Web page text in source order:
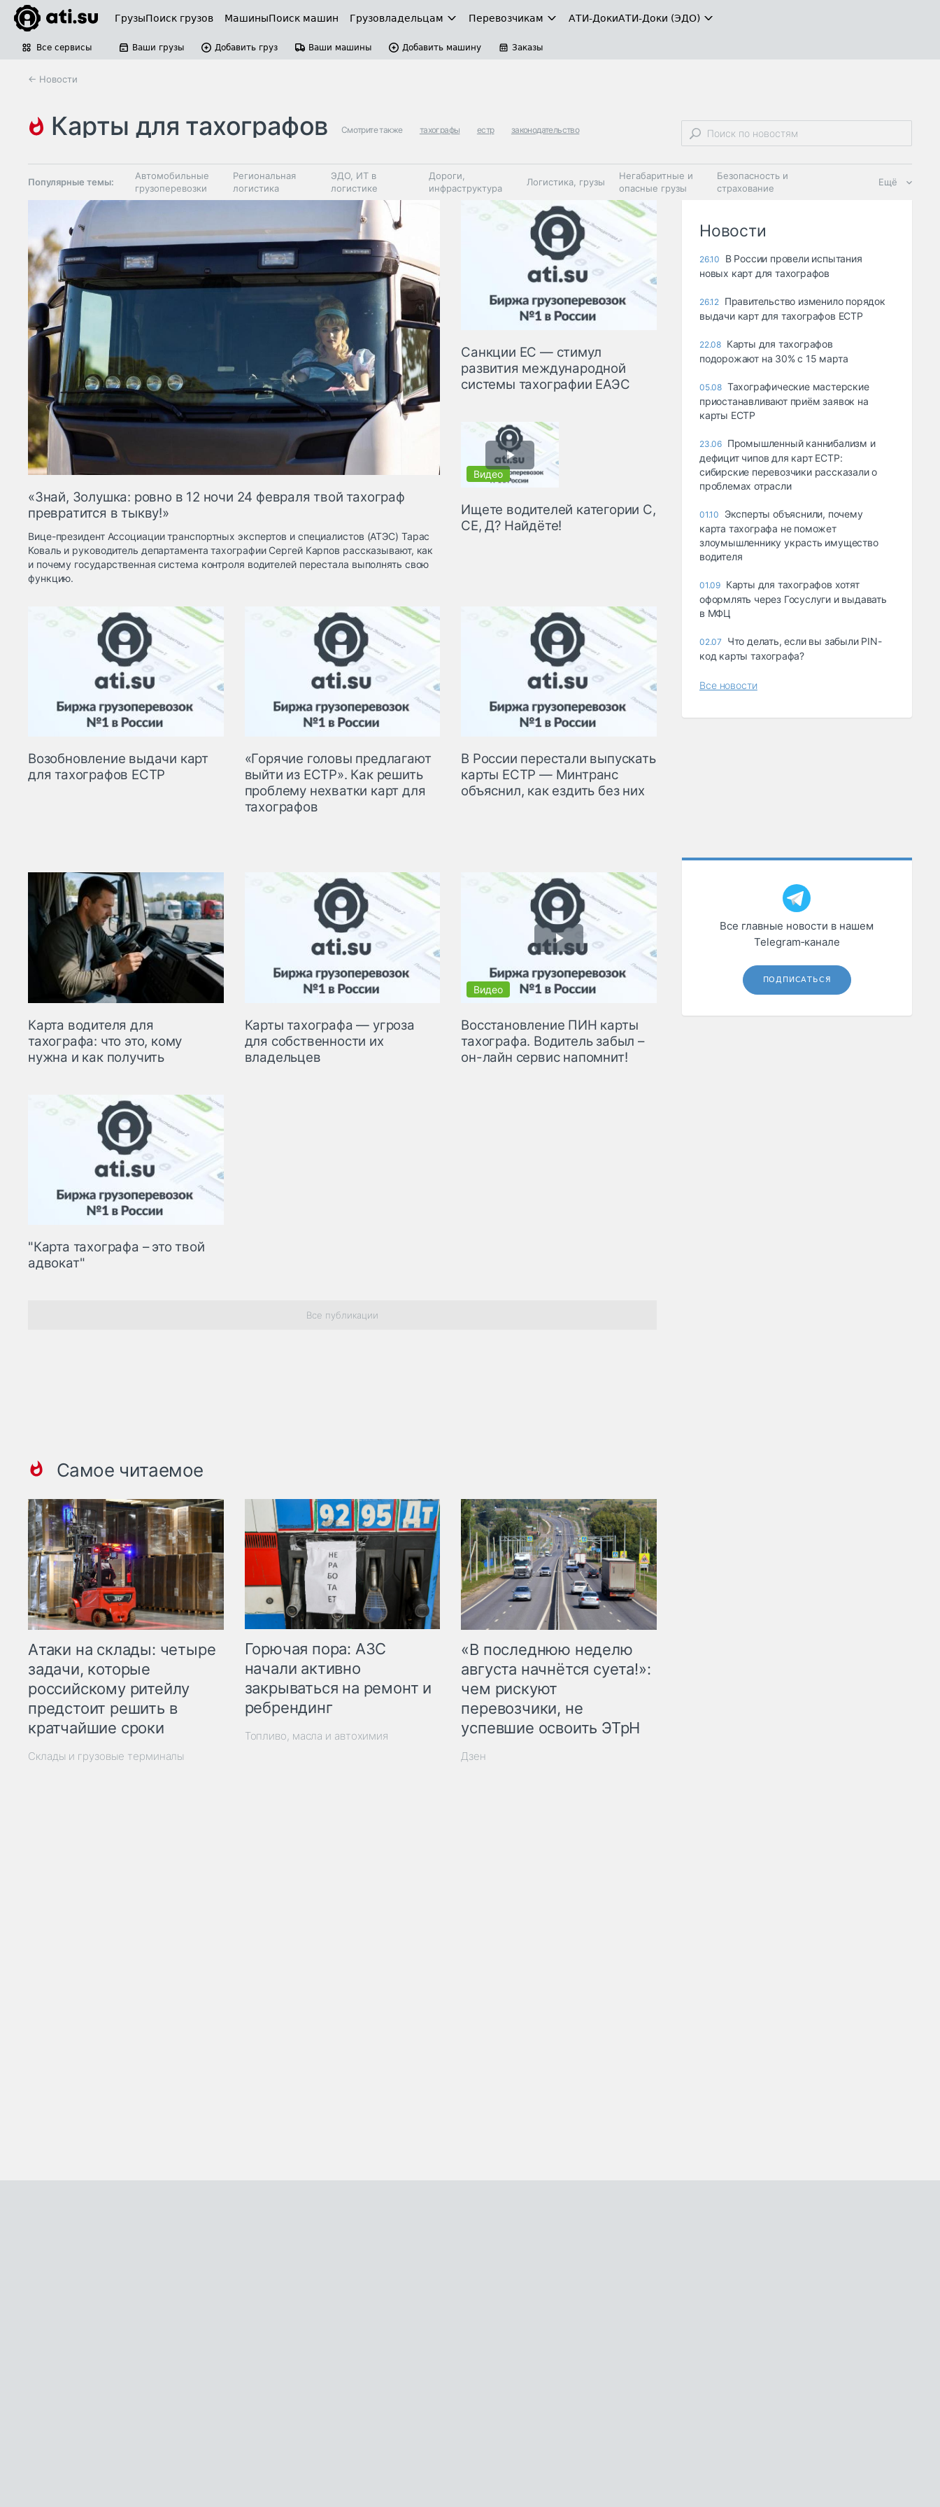
ГрузыПоиск грузов МашиныПоиск машин Грузовладельцам Перевозчикам АТИ-ДокиАТИ-Доки (ЭДО)
Все сервисы Ваши грузы Добавить груз Ваши машины Добавить машину Заказы
← Новости
карты для тахографов Смотрите также тахографы естр законодательство
Популярные темы:
Автомобильные
грузоперевозки
Региональная
логистика
ЭДО, ИТ в
логистике
Дороги,
инфраструктура
Логистика, грузы
Негабаритные и
опасные грузы
Безопасность и
страхование
терминалы
Коммерческий
транспорт
Автосервис,
запчасти, шины
Топливо, масла и
автохимия
Ещё
«Знай, Золушка: ровно в 12 ночи 24 февраля твой тахограф
превратится в тыкву!»
Вице-президент Ассоциации транспортных экспертов и специалистов (АТЭС) Тарас
Коваль и руководитель департамента тахографии Сергей Карпов рассказывают, как
и почему государственная система контроля водителей перестала выполнять свою
функцию.
Санкции ЕС — стимул
развития международной
системы тахографии ЕАЭС
Ищете водителей категории С,
СЕ, Д? Найдёте!
Возобновление выдачи карт
для тахографов ЕСТР
«Горячие головы предлагают
выйти из ЕСТР». Как решить
проблему нехватки карт для
тахографов
В России перестали выпускать
карты ЕСТР — Минтранс
объяснил, как ездить без них
Карта водителя для
тахографа: что это, кому
нужна и как получить
Карты тахографа — угроза
для собственности их
владельцев
Восстановление ПИН карты
тахографа. Водитель забыл –
он-лайн сервис напомнит!
"Карта тахографа – это твой
адвокат"
Все публикации
Самое читаемое
Атаки на склады: четыре
задачи, которые
российскому ритейлу
предстоит решить в
кратчайшие сроки
Склады и грузовые терминалы
Горючая пора: АЗС
начали активно
закрываться на ремонт и
ребрендинг
Топливо, масла и автохимия
«В последнюю неделю
августа начнётся суета!»:
чем рискуют
перевозчики, не
успевшие освоить ЭТрН
Дзен
Новости
26.10
В России провели испытания
новых карт для тахографов
26.12 Правительство изменило порядок
выдачи карт для тахографов ЕСТР
22.08 Карты для тахографов
подорожают на 30% с 15 марта
05.08 Тахографические мастерские
приостанавливают приём заявок на
карты ЕСТР
23.06 Промышленный каннибализм и
дефицит чипов для карт ЕСТР:
сибирские перевозчики рассказали о
проблемах отрасли
01.10
Эксперты объяснили, почему
карта тахографа не поможет
злоумышленнику украсть имущество
водителя
01.09 Карты для тахографов хотят
оформлять через Госуслуги и выдавать
в МФЦ
02.07
Что делать, если вы забыли PIN-
код карты тахографа?
Все новости
Все главные новости в нашем
Telegram‑канале
ПОДПИСАТЬСЯ